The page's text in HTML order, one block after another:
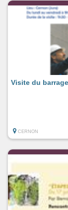
Visite du
CERNON